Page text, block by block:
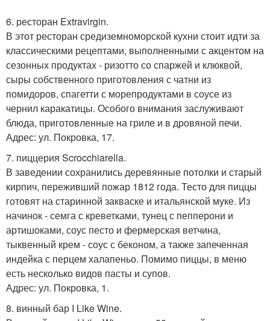
6. ресторан Extravirgin.
В этот ресторан средиземноморской кухни стоит идти за
классическими рецептами, выполненными с акцентом на
сезонных продуктах - ризотто со спаржей и клюквой,
сыры собственного приготовления с чатни из
помидоров, спагетти с морепродуктами в соусе из
чернил каракатицы. Особого внимания заслуживают
блюда, приготовленные на гриле и в дровяной печи.
Адрес: ул. Покровка, 17.
7. пиццерия Scrocchiarella.
В заведении сохранились деревянные потолки и старый
кирпич, переживший пожар 1812 года. Тесто для пиццы
готовят на старинной закваске и итальянской муке. Из
начинок - семга с креветками, тунец с пепперони и
артишоками, соус песто и фермерская ветчина,
тыквенный крем - соус с беконом, а также запеченная
индейка с перцем халапеньо. Помимо пиццы, в меню
есть несколько видов пасты и супов.
Адрес: ул. Покровка, 1.
8. винный бар I Like Wine.